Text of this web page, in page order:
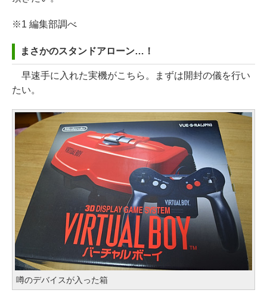
※1 編集部調べ
まさかのスタンドアローン…！
早速手に入れた実機がこちら。まずは開封の儀を行い
たい。
噂のデバイスが入った箱